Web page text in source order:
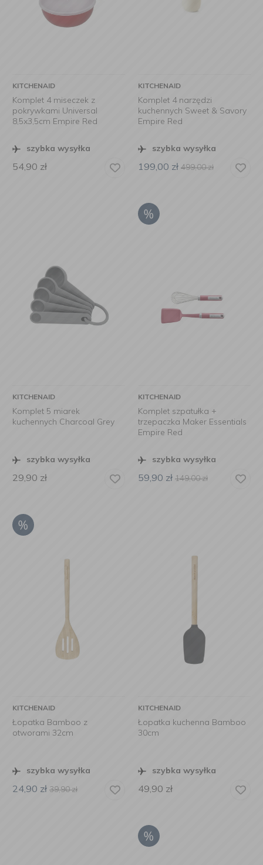
KITCHENAID
Komplet 4 miseczek z
pokrywkami Universal
8,5x3,5cm Empire Red
szybka wysyłka
54,90 zł
KITCHENAID
Komplet 4 narzędzi
kuchennych Sweet & Savory
Empire Red
szybka wysyłka
199,00 zł 499,00zł
KITCHENAID
Komplet 5 miarek
kuchennych Charcoal Grey
szybka wysyłka
29,90 zł
KITCHENAID
Komplet szpatułka +
trzepaczka Maker Essentials
Empire Red
szybka wysyłka
59,90 zł 149,00zł
KITCHENAID
Łopatka Bamboo z
otworami 32cm
szybka wysyłka
24,90 zł 39,90zł
KITCHENAID
Łopatka kuchenna Bamboo
30cm
szybka wysyłka
49,90 zł